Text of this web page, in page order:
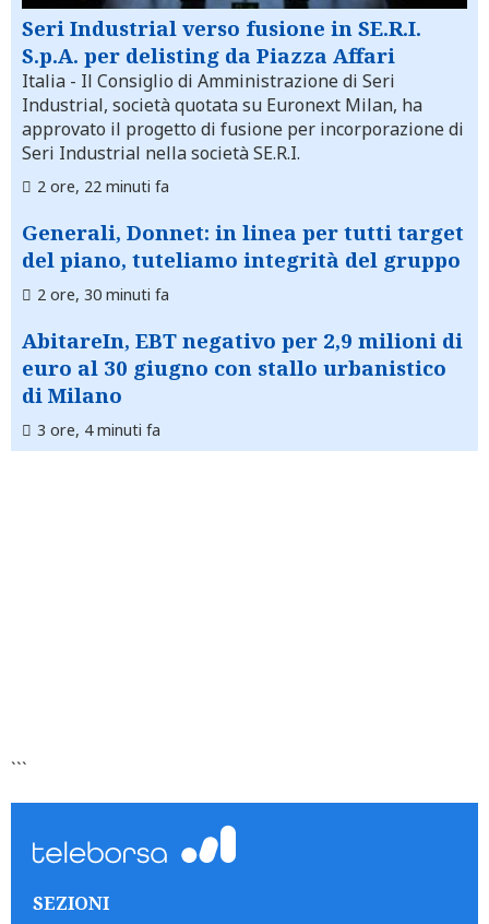
Seri Industrial verso fusione in SE.R.I.
S.p.A. per delisting da Piazza Affari
Italia - Il Consiglio di Amministrazione di Seri
Industrial, società quotata su Euronext Milan, ha
approvato il progetto di fusione per incorporazione di
Seri Industrial nella società SE.R.I.
2 ore, 22 minuti fa
Generali, Donnet: in linea per tutti target
del piano, tuteliamo integrità del gruppo
2 ore, 30 minuti fa
AbitareIn, EBT negativo per 2,9 milioni di
euro al 30 giugno con stallo urbanistico
di Milano
3 ore, 4 minuti fa
```
SEZIONI